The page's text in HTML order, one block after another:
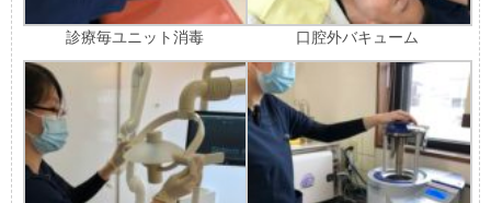
診療毎ユニット消毒 口腔外バキューム